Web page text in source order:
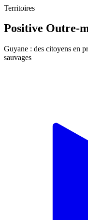
Territoires
Positive Outre-
Guyane : des citoyens en
sauvages